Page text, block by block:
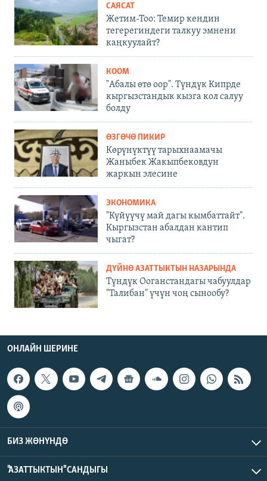
САЯСАТ
Жетим-Тоо: Темир кендин
тегерегиндеги талкуу эмнени
каңкуулайт?
КООМ
"Абалы өтө оор". Түндүк Кипрде
кыргызстандык кызга кол салуу
болду
ӨЗГӨЧӨ ПИКИР
Көрүнүктүү тарыхнаамачы
Жаныбек Жакыпбековдун
жаркын элесине
ЭКОНОМИКА
"Күйүүчү май дагы кымбаттайт".
Кыргызстан абалдан кантип
чыгат?
ДҮЙНӨ АЗАТТЫКТЫН НАЗАРЫНДА
Түндүк Ооганстандагы чабуулдар
"Талибан" үчүн чоң сынообу?
ОНЛАЙН ШЕРИНЕ
БИЗ ЖӨНҮНДӨ
"АЗАТТЫКТЫН" САНДЫГЫ